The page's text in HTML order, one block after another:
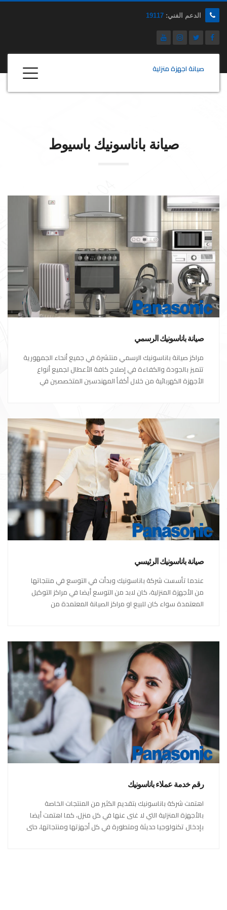
الدعم الفني: 19117
صيانة اجهزة منزلية
صيانةباناسونيك باسيوط
صيانة باناسونيك الرسمي
مراكز صيانة باناسونيك الرسمي منتشرة في جميع أنحاء الجمهورية
تتميز بالجودة والكفاءة في إصلاح كافة الأعطال لجميع أنواع
الأجهزة الكهربائية من خلال أكفأ المهندسين المتخصصين في
صيانة باناسونيك الرئيسي
عندما تأسست شركة باناسونيك وبدأت في التوسع في منتجاتها
من الأجهزة المنزلية، كان لابد من التوسع أيضا في مراكز التوكيل
المعتمدة سواء كان للبيع او مراكز الصيانة المعتمدة من
رقم خدمة عملاء باناسونيك
اهتمت شركة باناسونيك بتقديم الكثير من المنتجات الخاصة
بالأجهزة المنزلية التي لا غنى عنها في كل منزل، كما اهتمت أيضا
بإدخال تكنولوجيا حديثة ومتطورة في كل أجهزتها ومنتجاتها، حتى